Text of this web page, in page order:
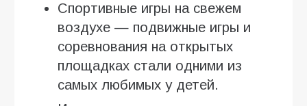
Спортивные игры на свежем
воздухе — подвижные игры и
соревнования на открытых
площадках стали одними из
самых любимых у детей.